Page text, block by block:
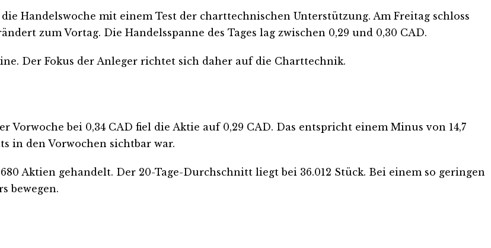
Handelswoche mit einem Test der charttechnischen Unterstützung. Am Freitag schloss
zum Vortag. Die Handelsspanne des Tages lag zwischen 0,29 und 0,30 CAD.
Der Fokus der Anleger richtet sich daher auf die Charttechnik.
Vorwoche bei 0,34 CAD fiel die Aktie auf 0,29 CAD. Das entspricht einem Minus von 14,7
in den Vorwochen sichtbar war.
Aktien gehandelt. Der 20-Tage-Durchschnitt liegt bei 36.012 Stück. Bei einem so geringen
bewegen.